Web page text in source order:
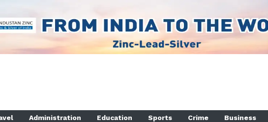
Administration Education Sports Crime Business